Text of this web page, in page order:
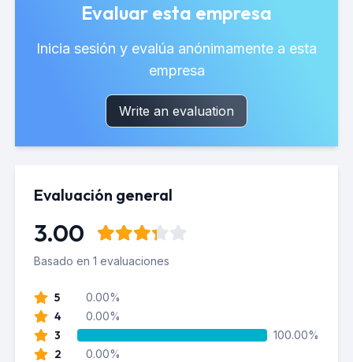
Evaluar esta empresa
Inicia sesión y evalúa anónimamente a esta
empresa
Write an evaluation
Evaluación general
3.00
Basado en 1 evaluaciones
5 0.00%
4 0.00%
3 100.00%
2 0.00%